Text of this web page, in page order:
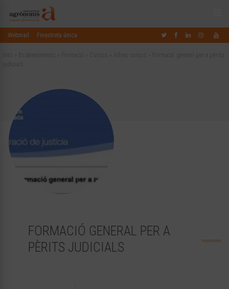
Webmail Finestreta única
FORMACIÓ GENERAL PER A
PÈRITS JUDICIALS